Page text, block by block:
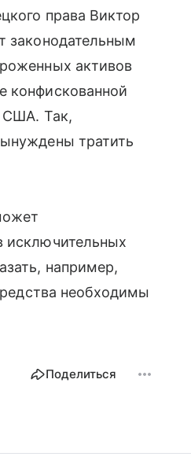
права Виктор
законодательным
активов
конфискованной
США. Так,
тратить
исключительных
например,
необходимы
Поделиться